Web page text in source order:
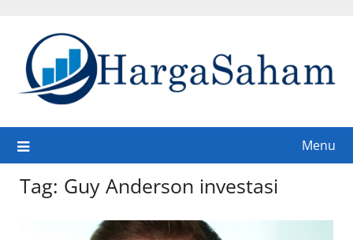
content
Menu
Tag: Guy Anderson investasi